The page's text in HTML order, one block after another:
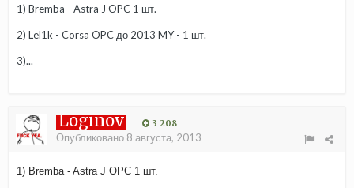
1) Bremba - Astra J OPC 1 шт.
2) Lel1k - Corsa OPC до 2013 MY - 1 шт.
3)...
Loginov 3 208
Опубликовано 8 августа, 2013
1) Bremba - Astra J OPC 1 шт.